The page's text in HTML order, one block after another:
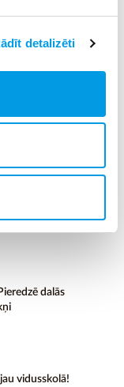
detalizēti
anketuvai rakstot
bērna runas
dalās
vidusskolā!